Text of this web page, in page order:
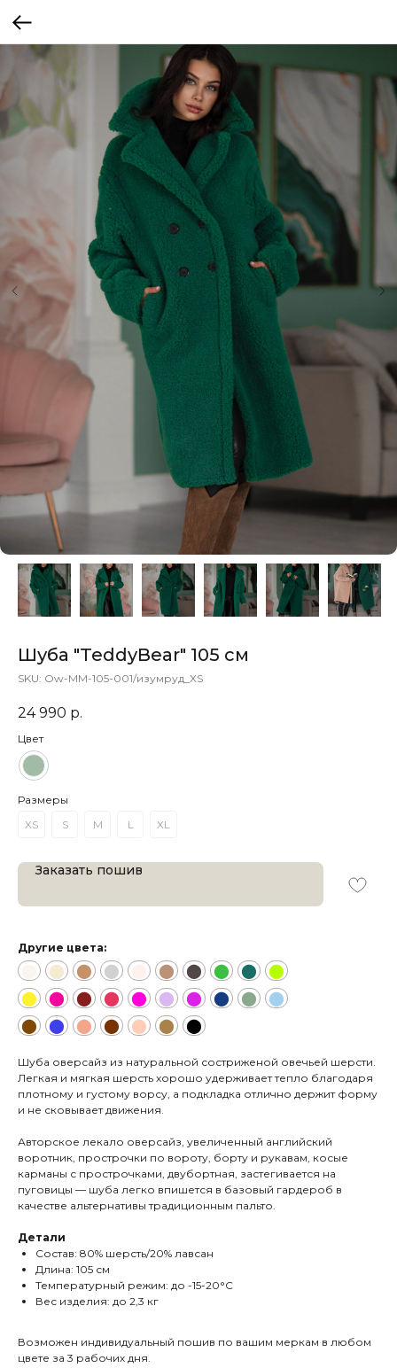
Шуба "TeddyBear" 105 см
SKU: Ow-MM-105-001/изумруд_XS
24 990 р.
Цвет
Размеры
XS
S M L XL
Заказать пошив
Другие цвета:
⬤ ⬤ ⬤ ⬤ ⬤ ⬤ ⬤
⬤
⬤
⬤ ⬤ ⬤ ⬤ ⬤ ⬤ ⬤ ⬤
⬤
⬤
⬤ ⬤ ⬤ ⬤ ⬤ ⬤
Шуба оверсайз из натуральной состриженой овечьей шерсти.
Легкая и мягкая шерсть хорошо удерживает тепло благодаря
плотному и густому ворсу, а подкладка отлично держит форму
и не сковывает движения.
Авторское лекало оверсайз, увеличенный английский
воротник, прострочки по вороту, борту и рукавам, косые
карманы с прострочками, двубортная, застегивается на
пуговицы — шуба легко впишется в базовый гардероб в
качестве альтернативы традиционным пальто.
Детали
Состав: 80% шерсть/20% лавсан
Длина: 105 см
Температурный режим: до -15-20°C
Вес изделия: до 2,3 кг
Возможен индивидуальный пошив по вашим меркам в любом
цвете за 3 рабочих дня.